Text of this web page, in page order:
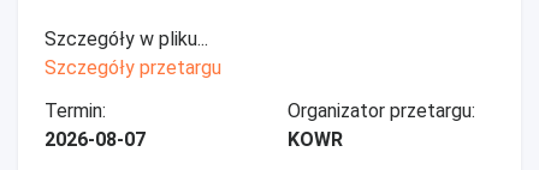
Szczegóły w pliku...
Szczegóły przetargu
Termin:
2026-08-07
Organizator przetargu:
KOWR